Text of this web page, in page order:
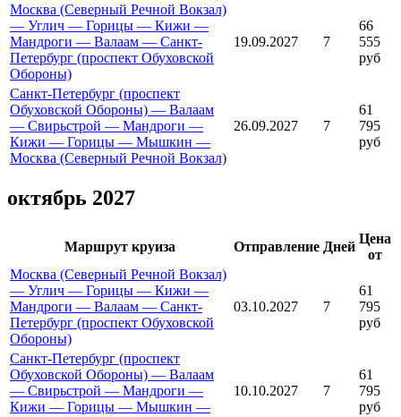
Москва (Северный Речной Вокзал)
— Углич — Горицы — Кижи —
Мандроги — Валаам — Санкт-
Петербург (проспект Обуховской
Обороны)
19.09.2027 7
66
555
руб
Санкт-Петербург (проспект
Обуховской Обороны) — Валаам
— Свирьстрой — Мандроги —
Кижи — Горицы — Мышкин —
Москва (Северный Речной Вокзал)
26.09.2027 7
61
795
руб
октябрь 2027
Маршрут круиза Отправление Дней
Цена
от
Москва (Северный Речной Вокзал)
— Углич — Горицы — Кижи —
Мандроги — Валаам — Санкт-
Петербург (проспект Обуховской
Обороны)
03.10.2027 7
61
795
руб
Санкт-Петербург (проспект
Обуховской Обороны) — Валаам
— Свирьстрой — Мандроги —
Кижи — Горицы — Мышкин —
10.10.2027 7
61
795
руб